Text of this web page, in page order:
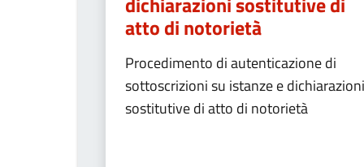
atto di notorietà
Procedimento di autenticazione di
sottoscrizioni su istanze e dichiarazioni
sostitutive di atto di notorietà